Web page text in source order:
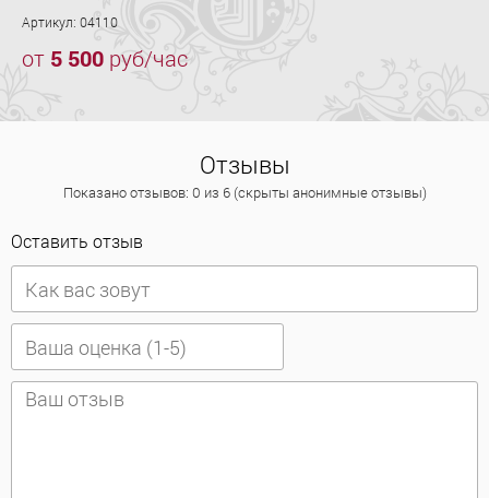
Артикул: 04110
от 5 500 руб/час
Отзывы
Показано отзывов: 0 из 6 (скрыты анонимные отзывы)
Оставить отзыв